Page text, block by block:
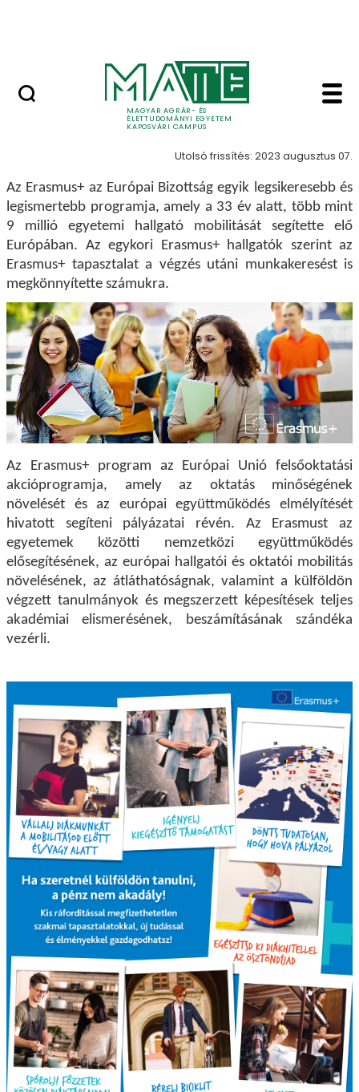
MAGYAR AGRÁR- ÉS
ÉLETTUDOMÁNYI EGYETEM
KAPOSVÁRI CAMPUS
ERASMUS+ -
ERASMUS+
Utolsó frissítés: 2023 augusztus 07.
Az Erasmus+ az Európai Bizottság egyik legsikeresebb és
legismertebb programja, amely a 33 év alatt, több mint
9 millió egyetemi hallgató mobilitását segítette elő
Európában. Az egykori Erasmus+ hallgatók szerint az
Erasmus+ tapasztalat a végzés utáni munkakeresést is
megkönnyítette számukra.
Az Erasmus+ program az Európai Unió felsőoktatási
akcióprogramja, amely az oktatás minőségének
növelését és az európai együttműködés elmélyítését
hivatott segíteni pályázatai révén. Az Erasmust az
egyetemek közötti nemzetközi együttműködés
elősegítésének, az európai hallgatói és oktatói mobilitás
növelésének, az átláthatóságnak, valamint a külföldön
végzett tanulmányok és megszerzett képesítések teljes
akadémiai elismerésének, beszámításának szándéka
vezérli.